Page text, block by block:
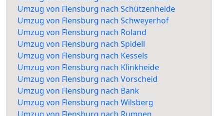
Umzug von Flensburg nach Schützenheide
Umzug von Flensburg nach Schweyerhof
Umzug von Flensburg nach Roland
Umzug von Flensburg nach Spidell
Umzug von Flensburg nach Kessels
Umzug von Flensburg nach Klinkheide
Umzug von Flensburg nach Vorscheid
Umzug von Flensburg nach Bank
Umzug von Flensburg nach Wilsberg